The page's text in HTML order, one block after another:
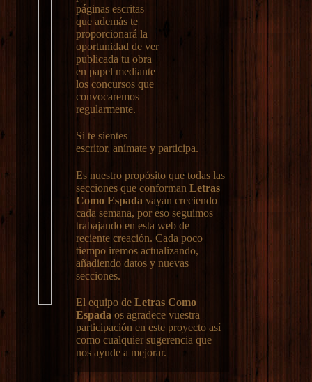
páginas escritas
que además te
proporcionará la
oportunidad de ver
publicada tu obra
en papel mediante
los concursos que
convocaremos
regularmente.
Si te sientes
escritor, anímate y participa.
Es nuestro propósito que todas las
secciones que conformanLetras
Como Espada vayan creciendo
cada semana, por eso seguimos
trabajando en esta web de
reciente creación. Cada poco
tiempo iremos actualizando,
añadiendo datos y nuevas
secciones.
El equipo deLetras Como
Espada os agradece vuestra
participación en este proyecto así
como cualquier sugerencia que
nos ayude a mejorar.